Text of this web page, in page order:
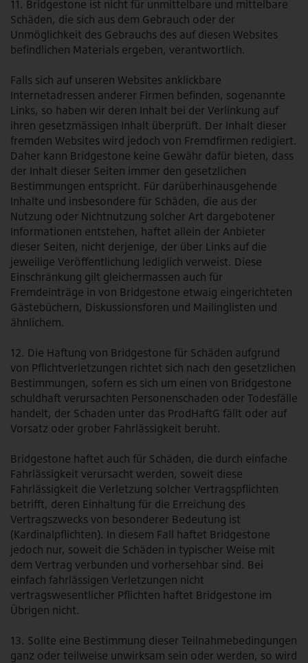
11. Bridgestone ist nicht für unmittelbare und mittelbare
Schäden, die sich aus dem Gebrauch oder der
Unmöglichkeit des Gebrauchs des auf diesen Websites
befindlichen Materials ergeben, verantwortlich.
Falls sich auf unseren Websites anklickbare
Internetadressen anderer Firmen befinden, sogenannte
Links, so haben wir deren Inhalt bei der Verlinkung auf
ihren gesetzmässigen Inhalt überprüft. Der Inhalt dieser
fremden Websites wird jedoch von Fremdfirmen redigiert.
Daher kann Bridgestone keine Gewähr dafür bieten, dass
der Inhalt dieser Seiten immer den gesetzlichen
Bestimmungen entspricht. Für darüberhinausgehende
Inhalte und insbesondere für Schäden, die aus der
Nutzung oder Nichtnutzung solcher Art dargebotener
Informationen entstehen, haftet allein der Anbieter
dieser Seiten, nicht derjenige, der über Links auf die
jeweilige Veröffentlichung lediglich verweist. Diese
Einschränkung gilt gleichermassen auch für
Fremdeinträge in von Bridgestone etwaig eingerichteten
Gästebüchern, Diskussionsforen und Mailinglisten und
ähnlichem.
12. Die Haftung von Bridgestone für Schäden aufgrund
von Pflichtverletzungen richtet sich nach den gesetzlichen
Bestimmungen, sofern es sich um einen von Bridgestone
schuldhaft verursachten Personenschaden oder Todesfälle
handelt, der Schaden unter das ProdHaftG fällt oder auf
Vorsatz oder grober Fahrlässigkeit beruht.
Bridgestone haftet auch für Schäden, die durch einfache
Fahrlässigkeit verursacht werden, soweit diese
Fahrlässigkeit die Verletzung solcher Vertragspflichten
betrifft, deren Einhaltung für die Erreichung des
Vertragszwecks von besonderer Bedeutung ist
(Kardinalpflichten). In diesem Fall haftet Bridgestone
jedoch nur, soweit die Schäden in typischer Weise mit
dem Vertrag verbunden und vorhersehbar sind. Bei
einfach fahrlässigen Verletzungen nicht
vertragswesentlicher Pflichten haftet Bridgestone im
Übrigen nicht.
13. Sollte eine Bestimmung dieser Teilnahmebedingungen
ganz oder teilweise unwirksam sein oder werden, so wird